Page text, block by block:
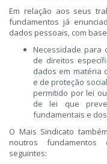
Em relação aos seus
fundamentos já
dados pessoais, com
Necessidade para
de direitos
dados em matéria
e de proteção
permitido por lei
de lei que
fundamentais e
O Mais Sindicato
noutros fundamentos
seguintes: